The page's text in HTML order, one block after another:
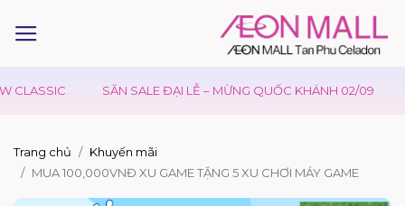
CLASSIC SĂN SALE ĐẠI LỄ – MỪNG QUỐC KHÁNH 02/09
Trang chủ
Khuyến mãi
MUA 100,000VNĐ XU GAME TẶNG 5 XU CHƠI MÁY GAME